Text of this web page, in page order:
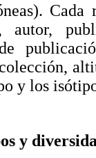
Cada
autor,
y los
y